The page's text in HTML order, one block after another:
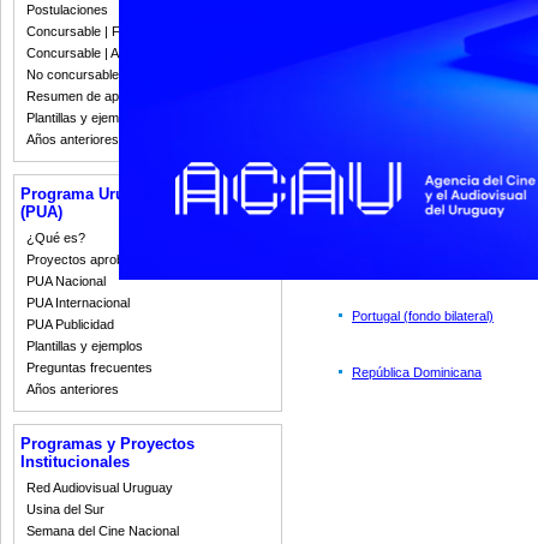
Postulaciones
Concursable | Fallos 2023
Concursable | Actas y Resoluciones
No concursable | Actas y Resoluciones
Resumen de apoyos 2008-2022
Plantillas y ejemplos
Años anteriores
Programa Uruguay Audiovisual
(PUA)
¿Qué es?
Proyectos aprobados
PUA Nacional
PUA Internacional
PUA Publicidad
Plantillas y ejemplos
Preguntas frecuentes
Años anteriores
Programas y Proyectos
Institucionales
Red Audiovisual Uruguay
Usina del Sur
Semana del Cine Nacional
Canadá
- Español)
Protocolo de Enmienda
Reglamento del
Ratificación del Acuerdo
Portugal (fondo bilateral)
República Dominicana